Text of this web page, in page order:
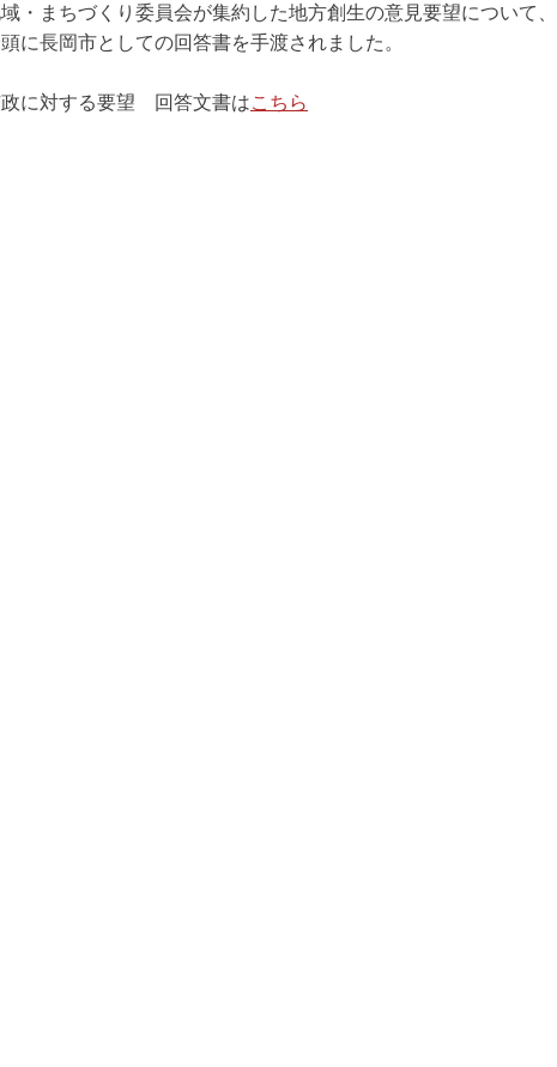
まちづくり委員会が集約した地方創生の意見要望について、
長岡市としての回答書を手渡されました。
に対する要望 回答文書はこちら